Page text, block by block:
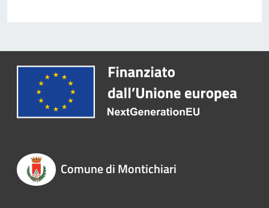
Comune di Montichiari